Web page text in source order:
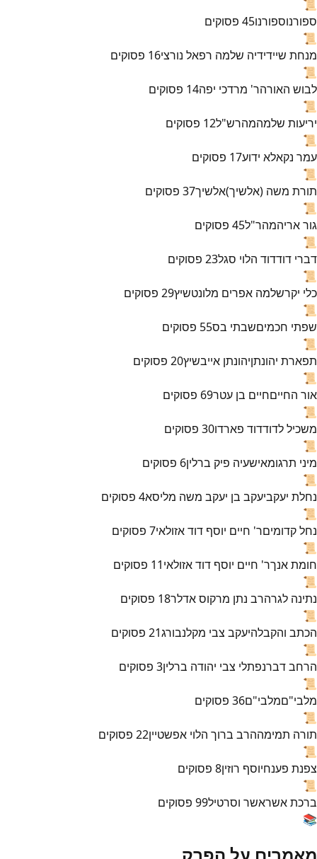
📜
ספורנוספורנו45 פסוקים
📜
מנחת שיידידיה שלמה רפאל נורצי16 פסוקים
📜
לבוש האורהר' מרדכי יפה14 פסוקים
📜
יריעות שלמהמהרש"ל12 פסוקים
📜
עמר נקאלא ידוע17 פסוקים
📜
תורת משה (אלשיך)אלשיך37 פסוקים
📜
גור אריהמהר"ל45 פסוקים
📜
דברי דודדוד הלוי סגל23 פסוקים
📜
כלי יקרשלמה אפרים מלונטשיץ29 פסוקים
📜
שפתי חכמיםשבתי בס55 פסוקים
📜
תפארת יהונתןיהונתן אייבשיץ20 פסוקים
📜
אור החייםחיים בן עטר69 פסוקים
📜
משכיל לדודדוד פארדו30 פסוקים
📜
מיני תרגומאישעיה פיק ברלין6 פסוקים
📜
נחלת יעקביעקב בן יעקב משה מליסא4 פסוקים
📜
נחל קדומיםר' חיים יוסף דוד אזולאי7 פסוקים
📜
חומת אנךר' חיים יוסף דוד אזולאי11 פסוקים
📜
נתינה לגרהרב נתן מרקוס אדלר18 פסוקים
📜
הכתב והקבלהיעקב צבי מקלנבורג21 פסוקים
📜
הרחב דברנפתלי צבי יהודה ברלין3 פסוקים
📜
מלבי"םמלבי"ם36 פסוקים
📜
תורה תמימההרב ברוך הלוי אפשטיין22 פסוקים
📜
צפנת פענחיוסף רוזין8 פסוקים
📜
ברכת אשראשר וסרטיל99 פסוקים
📚
מאמרים על הפרק